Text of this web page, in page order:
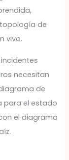
de
vivo.
necesitan
de
para el estado
el diagrama